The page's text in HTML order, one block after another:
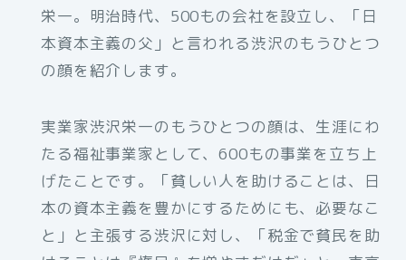
栄一。明治時代、500もの会社を設立し、「日
本資本主義の父」と言われる渋沢のもうひとつ
の顔を紹介します。
実業家渋沢栄一のもうひとつの顔は、生涯にわ
たる福祉事業家として、600もの事業を立ち上
げたことです。「貧しい人を助けることは、日
本の資本主義を豊かにするためにも、必要なこ
と」と主張する渋沢に対し、「税金で貧民を助